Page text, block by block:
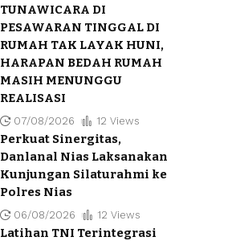
TUNAWICARA DI
PESAWARAN TINGGAL DI
RUMAH TAK LAYAK HUNI,
HARAPAN BEDAH RUMAH
MASIH MENUNGGU
REALISASI
07/08/2026 12 Views
Perkuat Sinergitas,
Danlanal Nias Laksanakan
Kunjungan Silaturahmi ke
Polres Nias
06/08/2026 12 Views
Latihan TNI Terintegrasi